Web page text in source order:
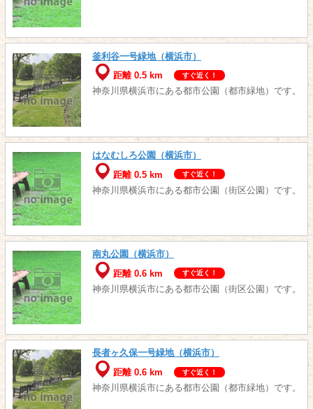
釜利谷一号緑地（横浜市）
距離 0.5 km
すぐ近く！
神奈川県横浜市にある都市公園（都市緑地）です。
はなむしろ公園（横浜市）
距離 0.5 km
すぐ近く！
神奈川県横浜市にある都市公園（街区公園）です。
南丸公園（横浜市）
距離 0.6 km
すぐ近く！
神奈川県横浜市にある都市公園（街区公園）です。
長者ヶ久保一号緑地（横浜市）
距離 0.6 km
すぐ近く！
神奈川県横浜市にある都市公園（都市緑地）です。